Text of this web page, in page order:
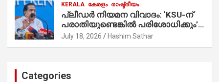
മാത്രമാണ് ഉണ്ടായിരുന്നത്;
സാബുവിന്റേത് വ്യക്തിപരമായ
നേട്ടത്തിനുള്ള പാര്‍ട്ടി; ഇപ്പോള്‍
ഫോണ്‍ വിളിച്ചാല്‍ എടുക്കില്ല;
തിരഞ്ഞെടുപ്പിലെ ദുരനുഭവങ്ങള്‍
KERALA കേരളം രാഷ്ട്രീയം
പ്ലീഡർ നിയമന വിവാദം: ‘KSU-ന്
പരാതിയുണ്ടെങ്കിൽ പരിശോധിക്കും’;
രമേശ് ചെന്നിത്തല
July 18, 2026 Hashim Sathar
Categories